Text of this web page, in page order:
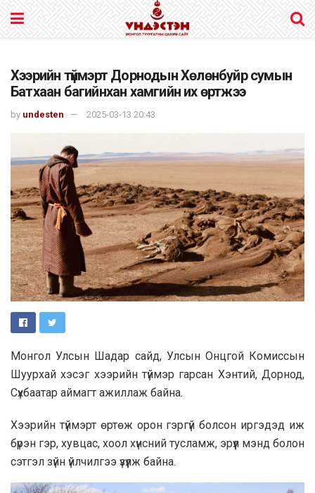
Хээрийн түймэрт Дорнодын Хөлөнбуйр сумын
Батхаан багийнхан хамгийн их өртжээ
by undesten 2025-03-13 20:43
Монгол Улсын Шадар сайд, Улсын Онцгой Комиссын
Шуурхай хэсэг хээрийн түймэр гарсан Хэнтий, Дорнод,
Сүхбаатар аймагт ажиллаж байна.
Хээрийн түймэрт өртөж орон гэргүй болсон иргэдэд иж
бүрэн гэр, хувцас, хоол хүнсний тусламж, эрүүл мэнд болон
сэтгэл зүйн үйлчилгээ үзүүлж байна.